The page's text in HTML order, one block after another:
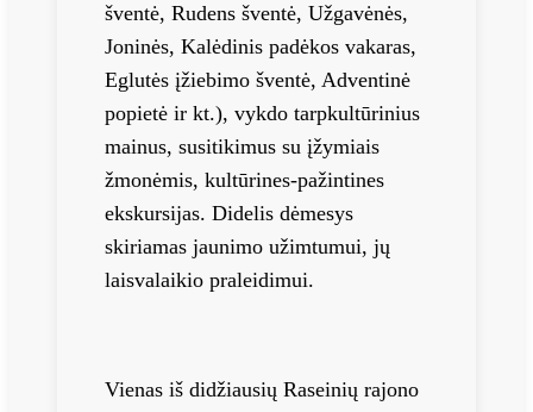
šventė, Rudens šventė, Užgavėnės,
Joninės, Kalėdinis padėkos vakaras,
Eglutės įžiebimo šventė, Adventinė
popietė ir kt.), vykdo tarpkultūrinius
mainus, susitikimus su įžymiais
žmonėmis, kultūrines-pažintines
ekskursijas. Didelis dėmesys
skiriamas jaunimo užimtumui, jų
laisvalaikio praleidimui.
Vienas iš didžiausių Raseinių rajono